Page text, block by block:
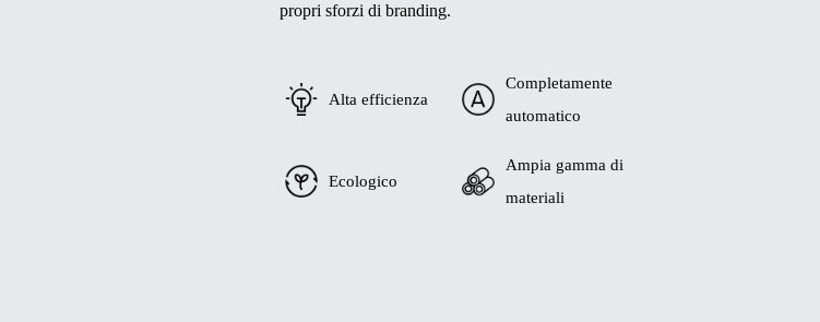
propri sforzi di branding.
Alta efficienza
Completamente
automatico
Ecologico
Ampia gamma di
materiali